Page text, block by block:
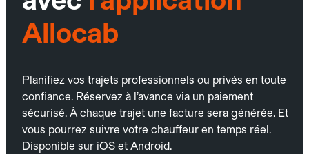
Allocab
Planifiez vos trajets professionnels ou privés en toute
confiance. Réservez à l’avance via un paiement
sécurisé. À chaque trajet une facture sera générée. Et
vous pourrez suivre votre chauffeur en temps réel.
Disponible sur iOS et Android.